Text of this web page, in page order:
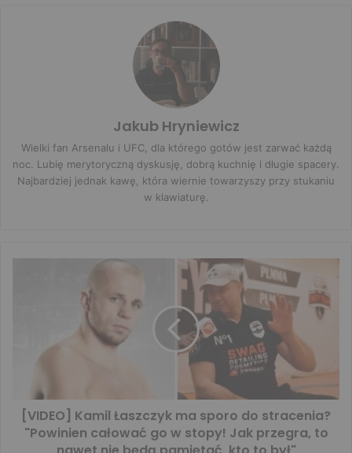
Jakub Hryniewicz
Wielki fan Arsenalu i UFC, dla którego gotów jest zarwać każdą
noc. Lubię merytoryczną dyskusję, dobrą kuchnię i długie spacery.
Najbardziej jednak kawę, która wiernie towarzyszy przy stukaniu
w klawiaturę.
[VIDEO] Kamil Łaszczyk ma sporo do stracenia?
"Powinien całować go w stopy! Jak przegra, to